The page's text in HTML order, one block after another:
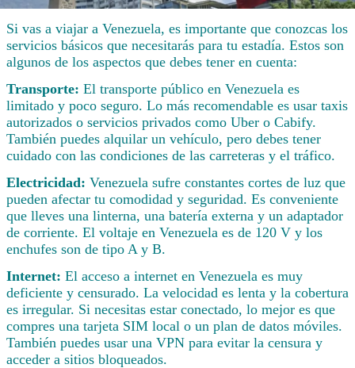
Si vas a viajar a Venezuela, es importante que conozcas los
servicios básicos que necesitarás para tu estadía. Estos son
algunos de los aspectos que debes tener en cuenta:
Transporte: El transporte público en Venezuela es
limitado y poco seguro. Lo más recomendable es usar taxis
autorizados o servicios privados como Uber o Cabify.
También puedes alquilar un vehículo, pero debes tener
cuidado con las condiciones de las carreteras y el tráfico.
Electricidad: Venezuela sufre constantes cortes de luz que
pueden afectar tu comodidad y seguridad. Es conveniente
que lleves una linterna, una batería externa y un adaptador
de corriente. El voltaje en Venezuela es de 120 V y los
enchufes son de tipo A y B.
Internet: El acceso a internet en Venezuela es muy
deficiente y censurado. La velocidad es lenta y la cobertura
es irregular. Si necesitas estar conectado, lo mejor es que
compres una tarjeta SIM local o un plan de datos móviles.
También puedes usar una VPN para evitar la censura y
acceder a sitios bloqueados.